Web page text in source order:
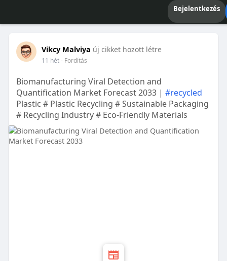
Bejelentkezés
Vikcy Malviya új cikket hozott létre
11 hét- Fordítás
Biomanufacturing Viral Detection and
Quantification Market Forecast 2033 | #recycled
Plastic # Plastic Recycling # Sustainable Packaging
# Recycling Industry # Eco-Friendly Materials